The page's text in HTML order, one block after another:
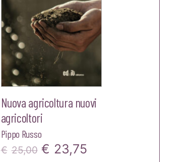
Nuova agricoltura nuovi
agricoltori
Pippo Russo
€ 25,00 Il
€ 23,75Il